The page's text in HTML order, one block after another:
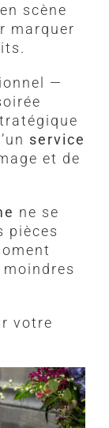
scène
marquer
—
service
et de
ne se
pièces
moindres
votre